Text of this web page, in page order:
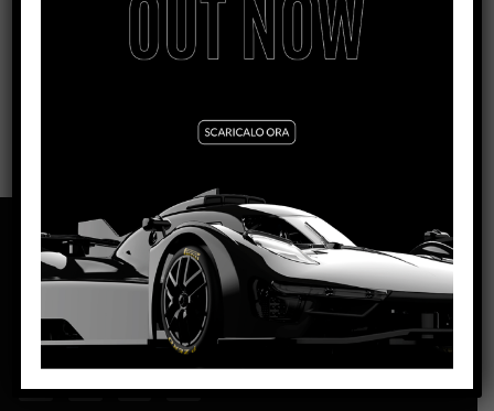
NSR S.R.L. | ZONA INDUSTRIALE | 84095
GIFFONI VALLE PIANA – SALERNO | P.IVA: ‭0444 4820650‬